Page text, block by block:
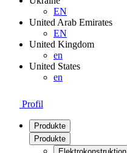
EN
United Arab Emirates
EN
United Kingdom
en
United States
en
Profil
Produkte
Produkte